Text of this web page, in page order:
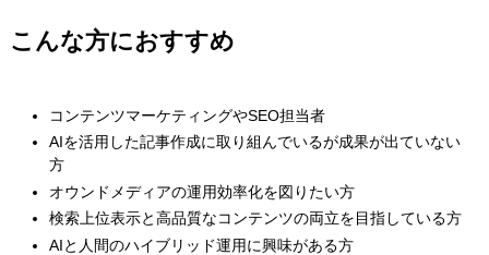
こんな方におすすめ
コンテンツマーケティングやSEO担当者
AIを活用した記事作成に取り組んでいるが成果が出ていない
方
オウンドメディアの運用効率化を図りたい方
検索上位表示と高品質なコンテンツの両立を目指している方
AIと人間のハイブリッド運用に興味がある方